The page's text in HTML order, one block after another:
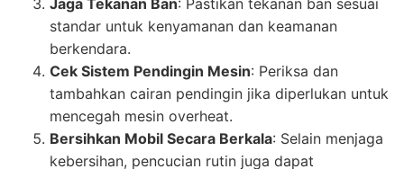
standar untuk kenyamanan dan keamanan
berkendara.
Cek Sistem Pendingin Mesin: Periksa dan
tambahkan cairan pendingin jika diperlukan untuk
mencegah mesin overheat.
Bersihkan Mobil Secara Berkala: Selain menjaga
kebersihan, pencucian rutin juga dapat